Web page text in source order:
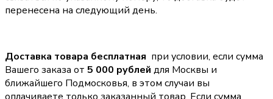
перенесена на следующий день.
Доставка товара бесплатная при условии, если сумма
Вашего заказа от 5 000 рублей для Москвы и
ближайшего Подмосковья, в этом случаи вы